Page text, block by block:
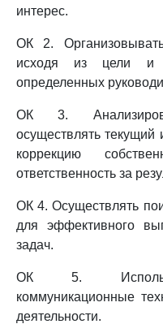
интерес.
ОК 2.
исходя из цели и
определенных
ОК 3.
осуществлять текущий
коррекцию
ответственность за
ОК 4. Осуществлять
для эффективного
задач.
ОК 5.
коммуникационные
деятельности.